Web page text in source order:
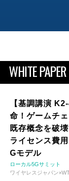
WHITE PAPER
【基調講演
命！ゲームチ
既存概念を破
ライセンス費
Gモデル
ローカル5Gサミット
ワイヤレスジャパン